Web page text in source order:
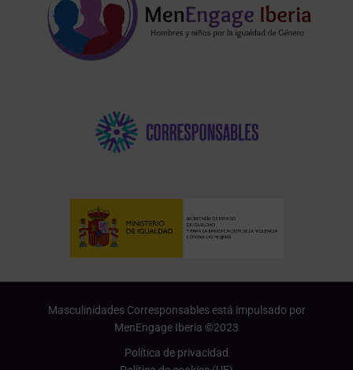
Masculinidades Corresponsables está impulsado por
MenEngage Iberia ©2023
Política de privacidad